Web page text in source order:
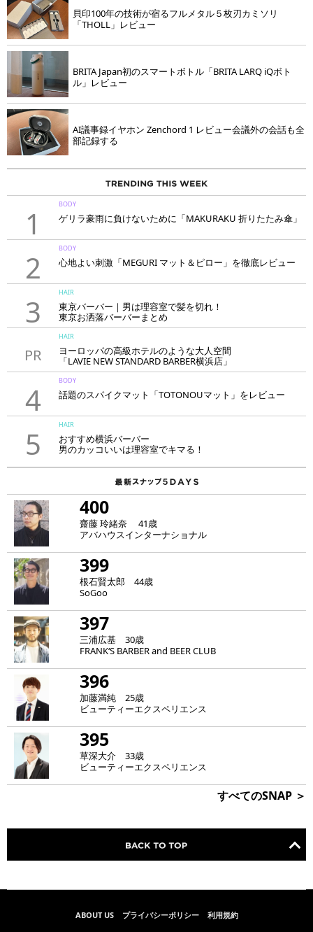
貝印100年の技術が宿るフルメタル５枚刃カミソリ
「THOLL」レビュー
BRITA Japan初のスマートボトル「BRITA LARQ iQボト
ル」レビュー
AI議事録イヤホン Zenchord 1 レビュー会議外の会話も全
部記録する
1
BODY
ゲリラ豪雨に負けないために「MAKURAKU 折りたたみ傘」
2
BODY
心地よい刺激「MEGURI マット＆ピロー」を徹底レビュー
3
HAIR
東京バーバー｜男は理容室で髪を切れ！
東京お洒落バーバーまとめ
PR
HAIR
ヨーロッパの高級ホテルのような大人空間
「LAVIE NEW STANDARD BARBER横浜店」
4
BODY
話題のスパイクマット「TOTONOUマット」をレビュー
5
HAIR
おすすめ横浜バーバー
男のカッコいいは理容室でキマる！
400
齋藤 玲緒奈 41歳
アバハウスインターナショナル
399
根石賢太郎 44歳
SoGoo
397
三浦広基 30歳
FRANK‘S BARBER and BEER CLUB
396
加藤満純 25歳
ビューティーエクスペリエンス
395
草深大介 33歳
ビューティーエクスペリエンス
すべてのSNAP ＞
ABOUT US プライバシーポリシー 利用規約